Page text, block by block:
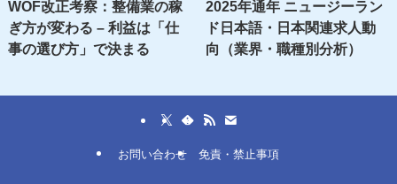
WOF改正考察：整備業の稼
ぎ方が変わる – 利益は「仕
事の選び方」で決まる
2025年通年 ニュージーラン
ド日本語・日本関連求人動
向（業界・職種別分析）
お問い合わせ 免責・禁止事項